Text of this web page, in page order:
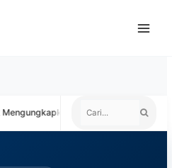
Cinta Negara yang